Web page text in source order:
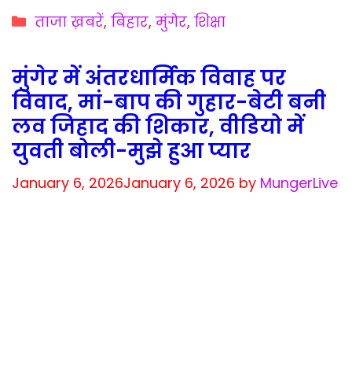
Categories
ताजा ख़बरें, बिहार, मुंगेर, शिक्षा
मुंगेर में अंतरधार्मिक विवाह पर
विवाद, मां-बाप की गुहार-बेटी बनी
लव जिहाद की शिकार, वीडियो में
युवती बोली-मुझे हुआ प्यार
January 6, 2026January 6, 2026 by MungerLive